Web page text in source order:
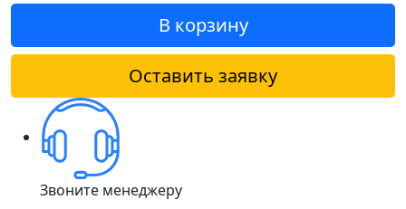
В корзину
Оставить заявку
Звоните менеджеру